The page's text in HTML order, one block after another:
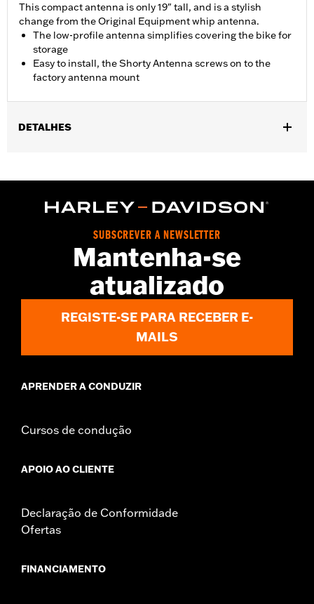
This compact antenna is only 19" tall, and is a stylish
change from the Original Equipment whip antenna.
The low-profile antenna simplifies covering the bike for
storage
Easy to install, the Shorty Antenna screws on to the
factory antenna mount
DETALHES
19 Inches
Material Height UOM:Inches
Shorty antenna that screws into the factory antenna
1 year limited warranty – Go to www.h-
SUBSCREVER A NEWSLETTER
Mantenha-se
atualizado
REGISTE-SE PARA RECEBER E-
MAILS
APRENDER A CONDUZIR
Cursos de condução
APOIO AO CLIENTE
Declaração de Conformidade
Ofertas
FINANCIAMENTO